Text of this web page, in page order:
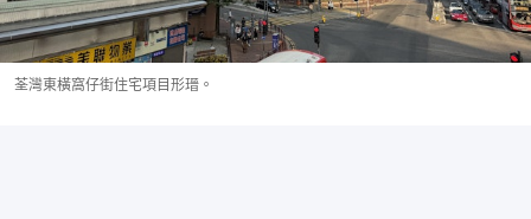
荃灣東橫窩仔街住宅項目形瑨。